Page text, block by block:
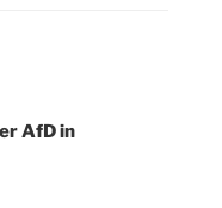
AfD in